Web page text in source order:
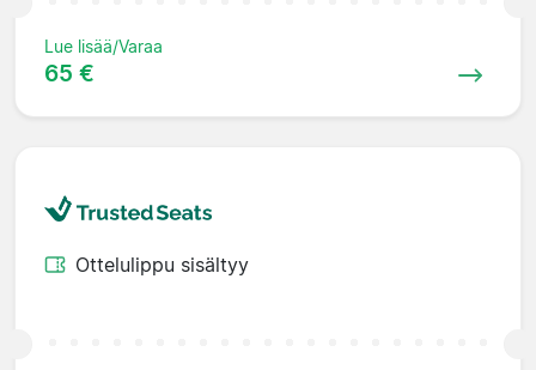
Lue lisää/Varaa
65 €
Ottelulippu sisältyy